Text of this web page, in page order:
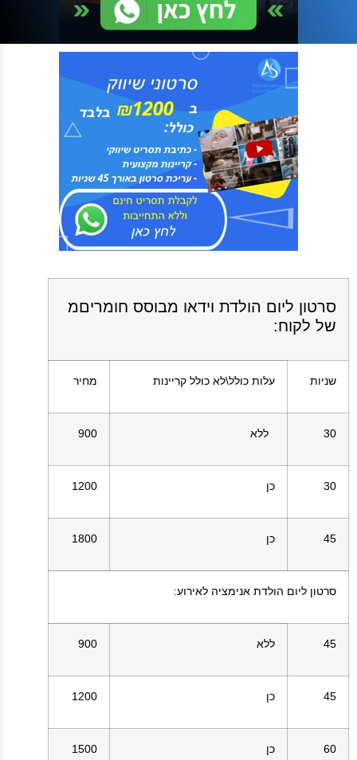
סרטון ליום הולדת וידאו מבוסס חומריםמ
של לקוח:
שניות עלות כולל\לא כולל קריינות מחיר
30 ללא 900
30 כן 1200
45 כן 1800
סרטון ליום הולדת אנימציה לאירוע:
45 ללא 900
45 כן 1200
60 כן 1500